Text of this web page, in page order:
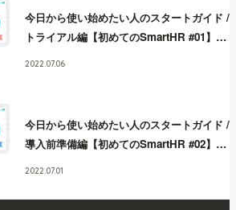
今日から使い始めたい人のスタートガイド /
トライアル編【初めてのSmartHR #01】 今
日から使い始めたい人のスタートガイド /
トライアル編【初めてのSmartHR #01】 今
日から使い始めたい人のスタートガイド /
2022.07.06
今日から使い始めたい人のスタートガイド /
導入前準備編【初めてのSmartHR #02】 今
日から使い始めたい人のスタートガイド /
2022.07.01